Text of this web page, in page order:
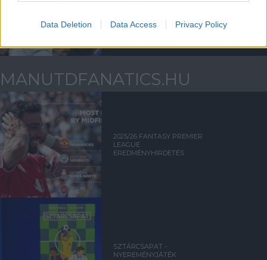
Data Deletion Data Access Privacy Policy
MANUTDFANATICS.HU
2025/26 FANTASY PREMIER
LEAGUE
EREDMÉNYHIRDETÉS
SZTÁRCSAPAT -
NYEREMÉNYJÁTÉK